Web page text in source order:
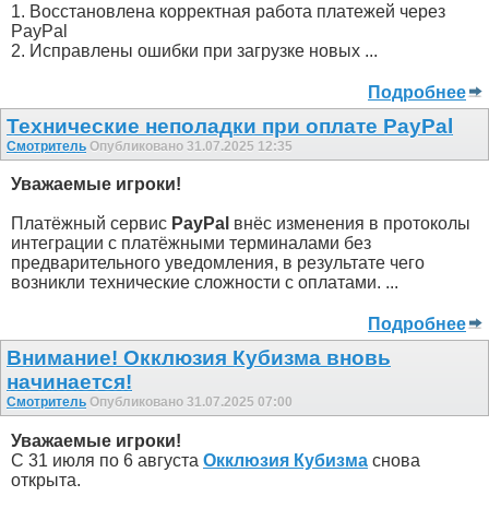
1. Восстановлена корректная работа платежей через
PayPal
2. Исправлены ошибки при загрузке новых ...
Подробнее
Технические неполадки при оплате PayPal
Смотритель Опубликовано 31.07.2025 12:35
Уважаемые игроки!
Платёжный сервис PayPal внёс изменения в протоколы
интеграции с платёжными терминалами без
предварительного уведомления, в результате чего
возникли технические сложности с оплатами. ...
Подробнее
Внимание! Окклюзия Кубизма внoвь
начинается!
Смотритель Опубликовано 31.07.2025 07:00
Уважаемые игроки!
С 31 июля по 6 августа Окклюзия Кубизма снова
открыта.